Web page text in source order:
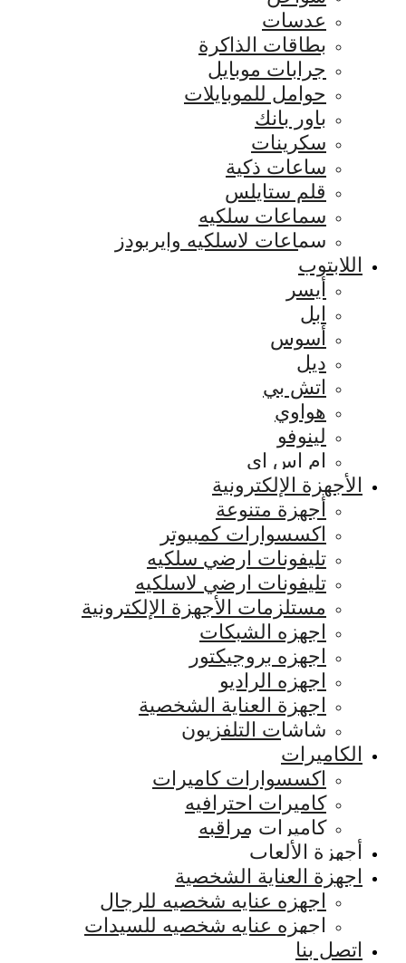
عدسات
بطاقات الذاكرة
جرابات موبايل
حوامل للموبايلات
باور بانك
سكرينات
ساعات ذكية
قلم ستايلس
سماعات سلكيه
سماعات لاسلكيه وايربودز
اللابتوب
أيسر
ابل
أسوس
ديل
اتش بي
هواوي
لينوفو
ام اس اي
الأجهزة الإلكترونية
أجهزة متنوعة
اكسسوارات كمبيوتر
تليفونات ارضي سلكيه
تليفونات ارضي لاسلكيه
مستلزمات الأجهزة الإلكترونية
اجهزه الشبكات
اجهزه بروجيكتور
اجهزه الراديو
اجهزة العناية الشخصية
شاشات التلفزيون
الكاميرات
اكسسوارات كاميرات
كاميرات احترافيه
كاميرات مراقبه
أجهزة الألعاب
اجهزة العناية الشخصية
اجهزه عنايه شخصيه للرجال
اجهزه عنايه شخصيه للسيدات
اتصل بنا